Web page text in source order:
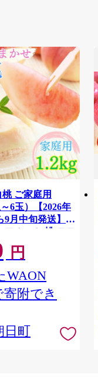
ご家庭用
6玉）【2026年
月中旬発送】
フルーツ 桃 モモ
無料
円
WAON
寄附でき
日町